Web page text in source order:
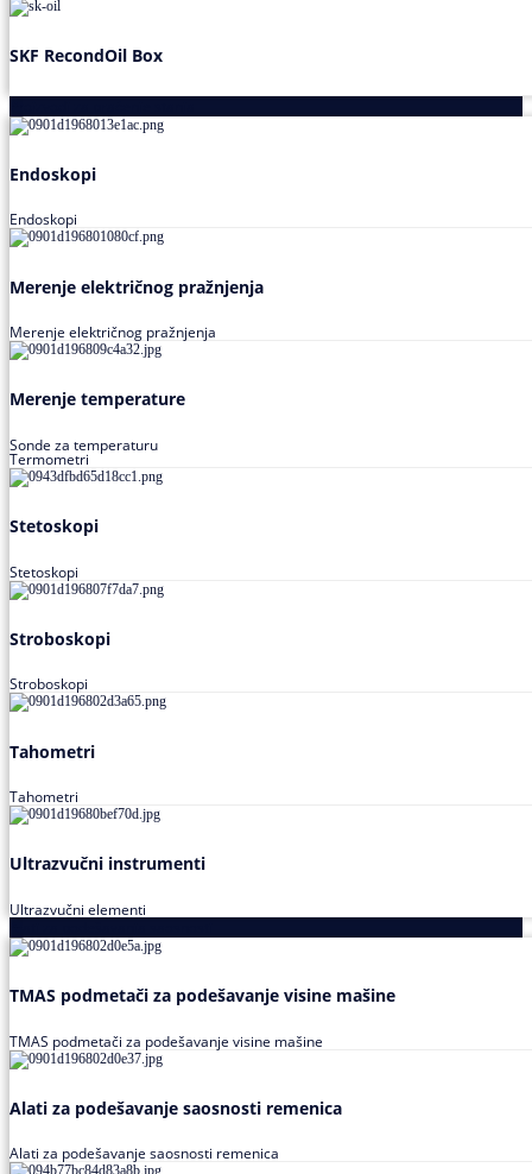
SKF RecondOil Box
Endoskopi
Endoskopi
Merenje električnog pražnjenja
Merenje električnog pražnjenja
Merenje temperature
Sonde za temperaturu
Termometri
Stetoskopi
Stetoskopi
Stroboskopi
Stroboskopi
Tahometri
Tahometri
Ultrazvučni instrumenti
Ultrazvučni elementi
TMAS podmetači za podešavanje visine mašine
TMAS podmetači za podešavanje visine mašine
Alati za podešavanje saosnosti remenica
Alati za podešavanje saosnosti remenica